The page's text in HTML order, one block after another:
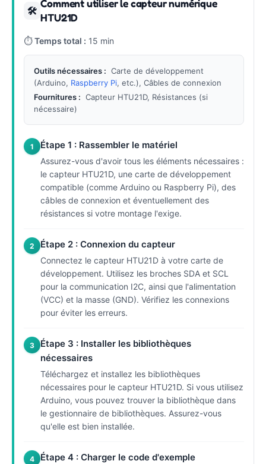
🛠
Comment utiliser le capteur numérique
HTU21D
⏱Temps total : 15 min
Outils nécessaires : Carte de développement
(Arduino, Raspberry Pi, etc.), Câbles de connexion
Fournitures : Capteur HTU21D, Résistances (si
nécessaire)
1 Étape 1 : Rassembler le matériel
Assurez-vous d'avoir tous les éléments nécessaires :
le capteur HTU21D, une carte de développement
compatible (comme Arduino ou Raspberry Pi), des
câbles de connexion et éventuellement des
résistances si votre montage l'exige.
2 Étape 2 : Connexion du capteur
Connectez le capteur HTU21D à votre carte de
développement. Utilisez les broches SDA et SCL
pour la communication I2C, ainsi que l'alimentation
(VCC) et la masse (GND). Vérifiez les connexions
pour éviter les erreurs.
3
Étape 3 : Installer les bibliothèques
nécessaires
Téléchargez et installez les bibliothèques
nécessaires pour le capteur HTU21D. Si vous utilisez
Arduino, vous pouvez trouver la bibliothèque dans
le gestionnaire de bibliothèques. Assurez-vous
qu'elle est bien installée.
4 Étape 4 : Charger le code d'exemple